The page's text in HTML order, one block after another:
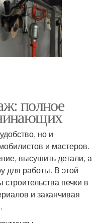
полное
но и
и мастеров.
высушить детали, а
для работы. В этой
печки в
и заканчивая